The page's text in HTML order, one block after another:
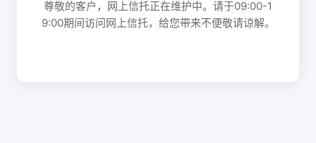
尊敬的客户，网上信托正在维护中。请于09:00-1
9:00期间访问网上信托，给您带来不便敬请谅解。